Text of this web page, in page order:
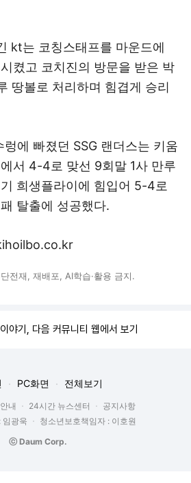
kt는 코칭스태프를 마운드에
켰고 코치진의 방문을 받은 박
땅볼로 처리하며 힘겹게 승리
에 빠졌던 SSG 랜더스는 키움
서 4-4로 맞선 9회말 1사 만루
희생플라이에 힘입어 5-4로
탈출에 성공했다.
전재, 재배포, AI학습·활용 금지.
야기, 다음 커뮤니티 웹에서 보기
PC화면 전체보기
내 24시간 뉴스센터
공지사항
임광욱
청소년보호책임자 : 이호원
ⓒ Daum Corp.